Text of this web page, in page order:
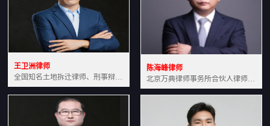
王卫洲律师
全国知名土地拆迁律师、刑事辩护律师北京万典律师事务所主任中国法学会会员北京市行政法研究会理事
陈海峰律师
北京万典律师事务所合伙人律师土地房产专业资深律师